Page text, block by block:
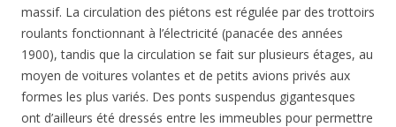
massif. La circulation des piétons est régulée par des trottoirs
roulants fonctionnant à l’électricité (panacée des années
1900), tandis que la circulation se fait sur plusieurs étages, au
moyen de voitures volantes et de petits avions privés aux
formes les plus variés. Des ponts suspendus gigantesques
ont d’ailleurs été dressés entre les immeubles pour permettre